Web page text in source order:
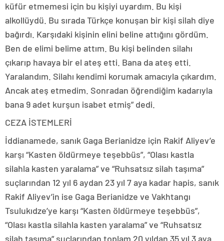
küfür etmemesi için bu kişiyi uyardım. Bu kişi
alkollüydü. Bu sırada Türkçe konuşan bir kişi silah diye
bağırdı. Karşıdaki kişinin elini beline attığını gördüm.
Ben de elimi belime attım. Bu kişi belinden silahı
çıkarıp havaya bir el ateş etti. Bana da ateş etti.
Yaralandım. Silahı kendimi korumak amacıyla çıkardım.
Ancak ateş etmedim. Sonradan öğrendiğim kadarıyla
bana 9 adet kurşun isabet etmiş” dedi.
CEZA İSTEMLERİ
İddianamede, sanık Gaga Berianidze için Rakif Aliyev’e
karşı “Kasten öldürmeye teşebbüs”, “Olası kastla
silahla kasten yaralama” ve “Ruhsatsız silah taşıma”
suçlarından 12 yıl 6 aydan 23 yıl 7 aya kadar hapis, sanık
Rakif Aliyev’in ise Gaga Berianidze ve Vakhtangı
Tsulukıdze’ye karşı “Kasten öldürmeye teşebbüs”,
“Olası kastla silahla kasten yaralama” ve “Ruhsatsız
silah taşıma” suçlarından toplam 20 yıldan 35 yıl 3 aya